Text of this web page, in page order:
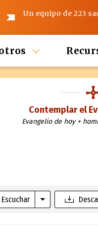
Un equipo de 223
Contemplar el
Evangelio de hoy +
Escuchar